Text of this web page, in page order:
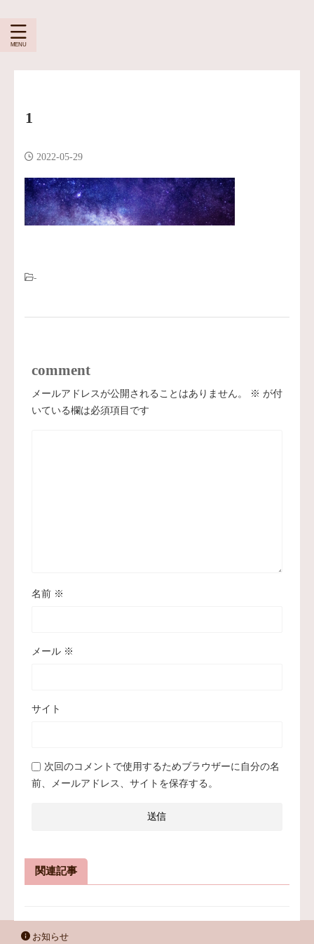
1
2022-05-29
-
comment
メールアドレスが公開されることはありません。 ※ が付
いている欄は必須項目です
名前 ※
メール ※
サイト
次回のコメントで使用するためブラウザーに自分の名
前、メールアドレス、サイトを保存する。
関連記事
お知らせ